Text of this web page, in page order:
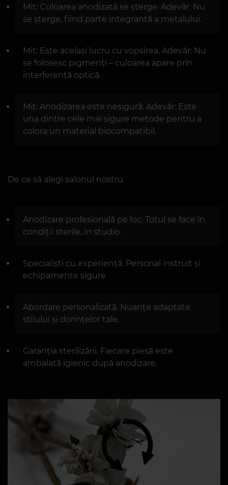
Mit: Culoarea anodizată se șterge. Adevăr: Nu
se șterge, fiind parte integrantă a metalului.
Mit: Este același lucru cu vopsirea. Adevăr: Nu
se folosesc pigmenți – culoarea apare prin
interferență optică.
Mit: Anodizarea este nesigură. Adevăr: Este
una dintre cele mai sigure metode pentru a
colora un material biocompatibil.
De ce să alegi salonul nostru
Anodizare profesională pe loc. Totul se face în
condiții sterile, în studio.
Specialiști cu experiență. Personal instruit și
echipamente sigure.
Abordare personalizată. Nuanțe adaptate
stilului și dorințelor tale.
Garanția sterilizării. Fiecare piesă este
ambalată igienic după anodizare.